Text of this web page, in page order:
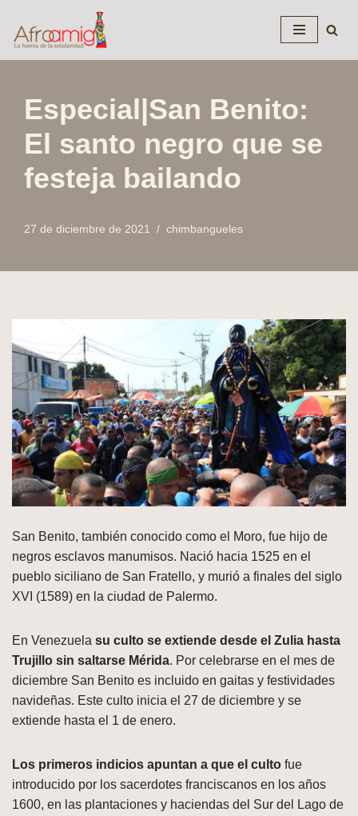
Saltar
al
Especial|San Benito:
El santo negro que se
festeja bailando
27 de diciembre de 2021 chimbangueles
San Benito, también conocido como el Moro, fue hijo de
negros esclavos manumisos. Nació hacia 1525 en el
pueblo siciliano de San Fratello, y murió a finales del siglo
XVI (1589) en la ciudad de Palermo.
En Venezuela su culto se extiende desde el Zulia hasta
Trujillo sin saltarse Mérida. Por celebrarse en el mes de
diciembre San Benito es incluido en gaitas y festividades
navideñas. Este culto inicia el 27 de diciembre y se
extiende hasta el 1 de enero.
Los primeros indicios apuntan a que el culto fue
introducido por los sacerdotes franciscanos en los años
1600, en las plantaciones y haciendas del Sur del Lago de